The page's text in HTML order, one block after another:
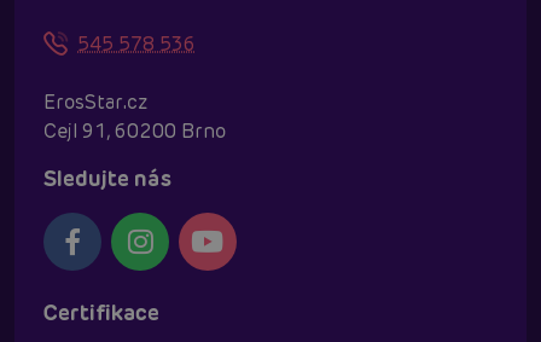
545 578 536
ErosStar.cz
Cejl 91, 60200 Brno
Sledujte nás
Certifikace